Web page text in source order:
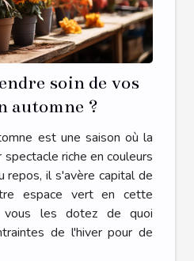
soin de vos
automne ?
est une saison où la
riche en couleurs
repos, il s'avère capital de
espace vert en cette
vous les dotez de quoi
de l'hiver pour de